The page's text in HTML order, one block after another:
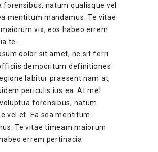
forensibus, natum qualisque vel
mentitum mandamus. Te vitae
vix, eos habeo errem
te.
dolor sit amet, ne sit ferri
democritum definitiones
labitur praesent nam at,
periculis ius ea. At mel
forensibus, natum
vel et. Ea sea mentitum
Te vitae timeam maiorum
errem pertinacia